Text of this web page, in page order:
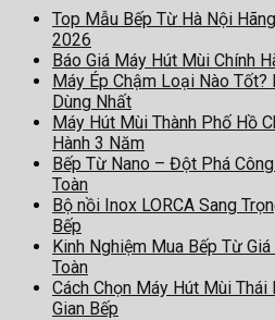
Top Mẫu Bếp Từ Hà Nội
2026
Báo Giá Máy Hút Mùi Chính
Máy Ép Chậm Loại Nào
Dùng Nhất
Máy Hút Mùi Thành Phố Hồ
Hành 3 Năm
Bếp Từ Nano – Đột Phá
Toàn
Bộ nồi Inox LORCA Sang
Bếp
Kinh Nghiệm Mua Bếp Từ
Toàn
Cách Chọn Máy Hút Mùi
Gian Bếp